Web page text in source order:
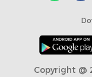
Copyright @